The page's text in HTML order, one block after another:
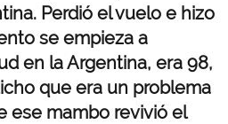
Perdió el vuelo e hizo
se empieza a
en la Argentina, era 98,
que era un problema
ese mambo revivió el